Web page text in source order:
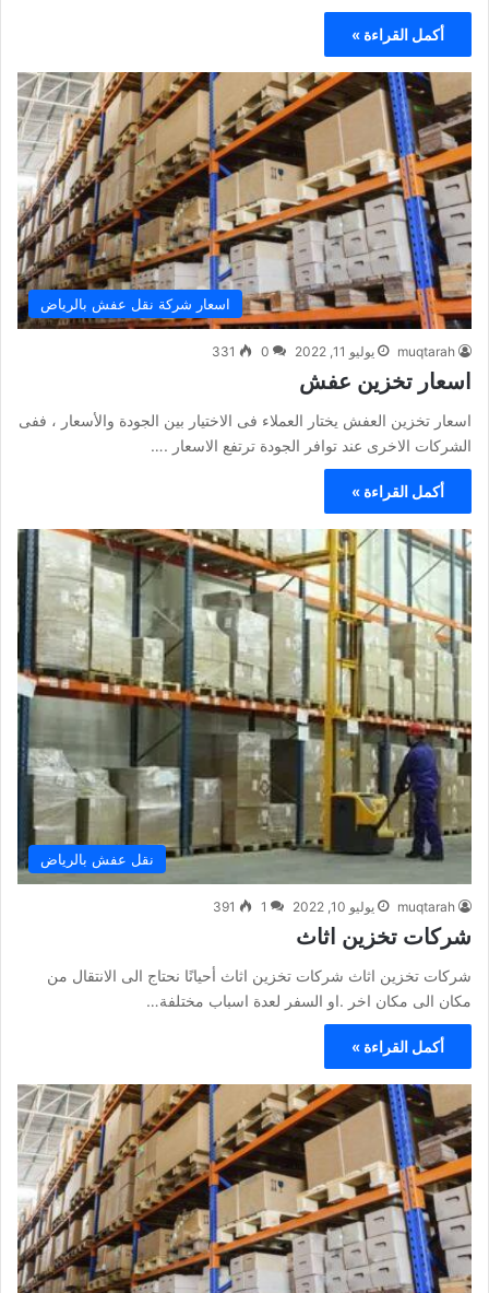
أكمل القراءة »
اسعار شركة نقل عفش بالرياض
muqtarah يوليو 11, 2022 0
331
اسعار تخزين عفش
اسعار تخزين العفش يختار العملاء فى الاختيار بين الجودة والأسعار ، ففى
الشركات الاخرى عند توافر الجودة ترتفع الاسعار .…
أكمل القراءة »
نقل عفش بالرياض
muqtarah يوليو 10, 2022 1
391
شركات تخزين اثاث
شركات تخزين اثاث شركات تخزين اثاث أحيانًا نحتاج الى الانتقال من
مكان الى مكان اخر .او السفر لعدة اسباب مختلفة…
أكمل القراءة »